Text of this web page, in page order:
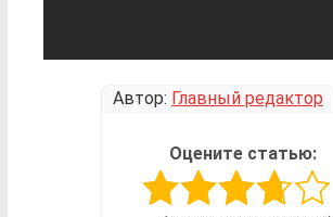
Автор: Главный редактор
Оцените статью: